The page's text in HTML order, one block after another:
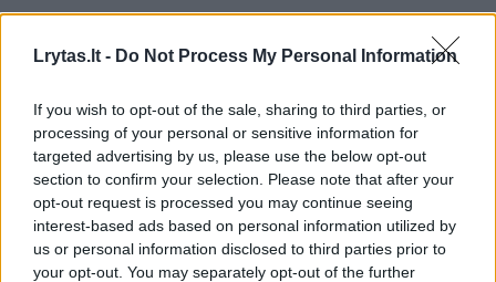
Lrytas.lt - Do Not Process My Personal Information
If you wish to opt-out of the sale, sharing to third parties, or
processing of your personal or sensitive information for
targeted advertising by us, please use the below opt-out
section to confirm your selection. Please note that after your
opt-out request is processed you may continue seeing
interest-based ads based on personal information utilized by
us or personal information disclosed to third parties prior to
your opt-out. You may separately opt-out of the further
Sportas Krepšinis
Lietuvos vyrų krepšinio rinktinės
trenerių štabe – naujas veidas(1)